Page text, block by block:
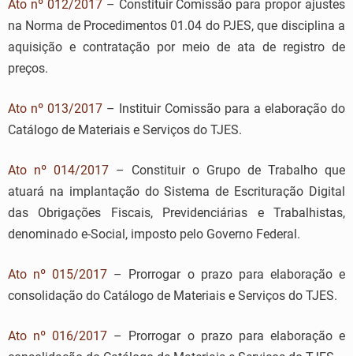
Ato nº 012/2017– Constituir Comissão para propor ajustes
na Norma de Procedimentos 01.04 do PJES, que disciplina a
aquisição e contratação por meio de ata de registro de
preços.
Ato nº 013/2017 – Instituir Comissão para a elaboração do
Catálogo de Materiais e Serviços do TJES.
Ato nº 014/2017 – Constituir o Grupo de Trabalho que
atuará na implantação do Sistema de Escrituração Digital
das Obrigações Fiscais, Previdenciárias e Trabalhistas,
denominado e-Social, imposto pelo Governo Federal.
Ato nº 015/2017 – Prorrogar o prazo para elaboração e
consolidação do Catálogo de Materiais e Serviços do TJES.
Ato nº 016/2017 – Prorrogar o prazo para elaboração e